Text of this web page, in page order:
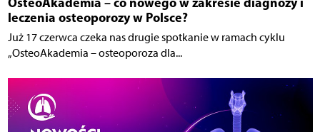
leczenia osteoporozy w Polsce?
Już 17 czerwca czeka nas drugie spotkanie w ramach cyklu
„OsteoAkademia – osteoporoza dla...